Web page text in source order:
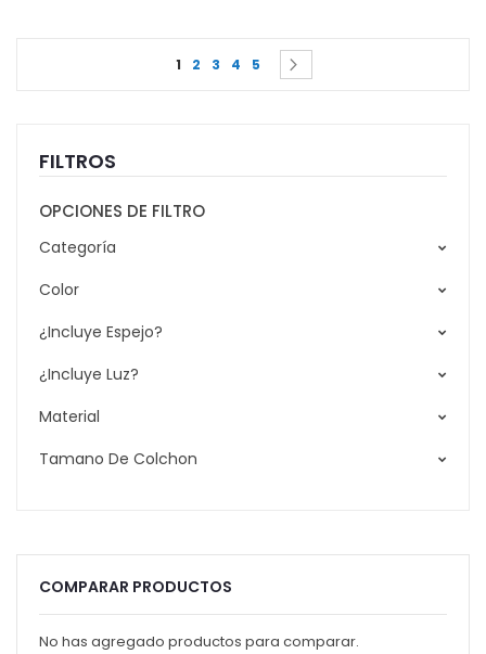
Page
You're currently reading page
1 Page
2 Page
3 Page
4 Page
5 Page
FILTROS
OPCIONES DE FILTRO
Categoría
Color
¿Incluye Espejo?
¿Incluye Luz?
Material
Tamano De Colchon
COMPARAR PRODUCTOS
No has agregado productos para comparar.